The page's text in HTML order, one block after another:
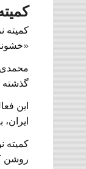
کمیته
محمدی
گذشته
کمیته
روشن